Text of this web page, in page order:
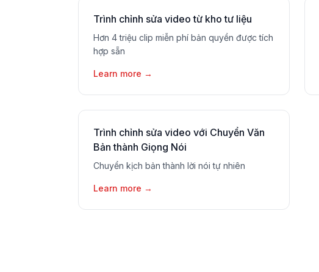
Trình chỉnh sửa video từ kho tư liệu
Hơn 4 triệu clip miễn phí bản quyền được tích
hợp sẵn
Learn more →
Trình chỉnh sửa video với Chuyển Văn
Bản thành Giọng Nói
Chuyển kịch bản thành lời nói tự nhiên
Learn more →